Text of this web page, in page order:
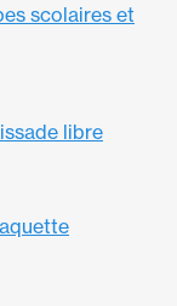
scolaires et
libre